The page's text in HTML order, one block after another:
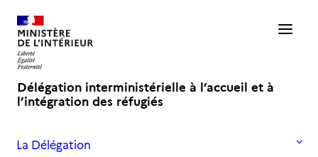
Délégation interministérielle à l’accueil et à
l’intégration des réfugiés
La Délégation